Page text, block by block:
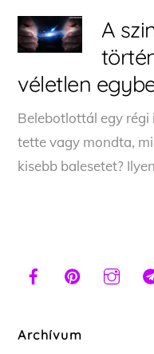
A
véletlen
Belebotlottál egy régi
tette vagy mondta,
kisebb balesetet?
Archívum